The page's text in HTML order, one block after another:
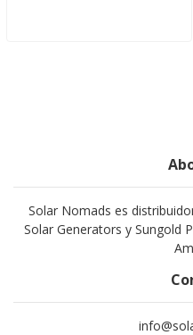
Solar Nomads es
Solar Generators y Sungold